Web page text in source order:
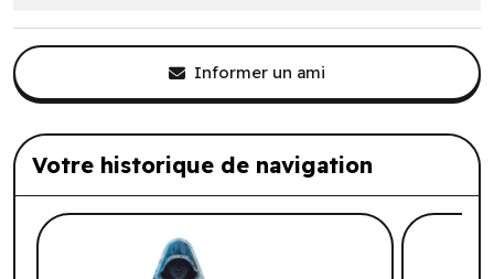
Informer un ami
Votre historique de navigation
Liste de produits suggérés: Votre